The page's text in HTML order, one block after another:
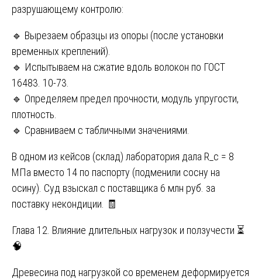
разрушающему контролю:
🔹 Вырезаем образцы из опоры (после установки
временных креплений).
🔹 Испытываем на сжатие вдоль волокон по ГОСТ
16483. 10-73.
🔹 Определяем предел прочности, модуль упругости,
плотность.
🔹 Сравниваем с табличными значениями.
В одном из кейсов (склад) лаборатория дала R_c = 8
МПа вместо 14 по паспорту (подменили сосну на
осину). Суд взыскал с поставщика 6 млн руб. за
поставку некондиции. 🧾
Глава 12. Влияние длительных нагрузок и ползучести ⏳
🧠
Древесина под нагрузкой со временем деформируется